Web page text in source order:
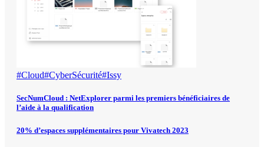
#Cloud#CyberSécurité#Issy
SecNumCloud : NetExplorer parmi les premiers bénéficiaires de
l’aide à la qualification
20% d’espaces supplémentaires pour Vivatech 2023